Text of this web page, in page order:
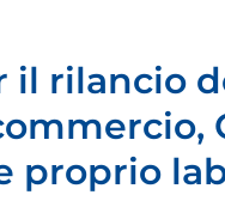
il rilancio
proprio